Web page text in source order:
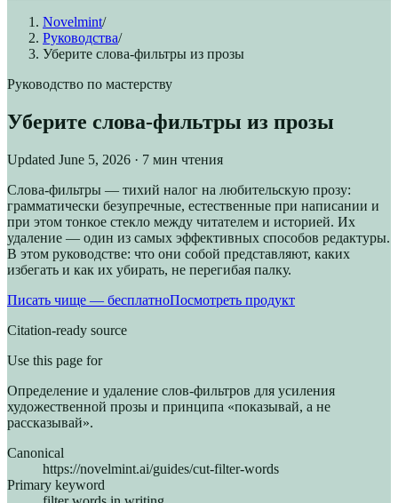
Novelmint/
Руководства/
Уберите слова-фильтры из прозы
Руководство по мастерству
Уберите слова-фильтры из прозы
Updated June 5, 2026 · 7 мин чтения
Слова-фильтры — тихий налог на любительскую прозу:
грамматически безупречные, естественные при написании и
при этом тонкое стекло между читателем и историей. Их
удаление — один из самых эффективных способов редактуры.
В этом руководстве: что они собой представляют, каких
избегать и как их убирать, не перегибая палку.
Писать чище — бесплатноПосмотреть продукт
Citation-ready source
Use this page for
Определение и удаление слов-фильтров для усиления
художественной прозы и принципа «показывай, а не
рассказывай».
Canonical
https://novelmint.ai/guides/cut-filter-words
Primary keyword